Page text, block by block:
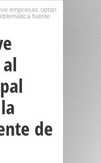
empresas optan
fuente
de